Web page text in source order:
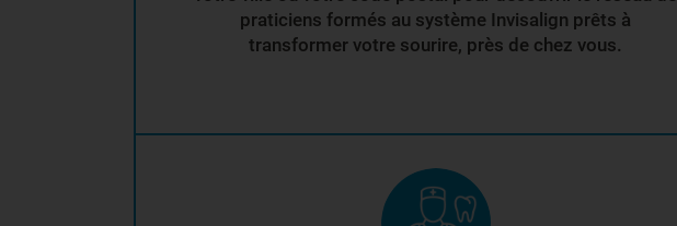
praticiens formés au système Invisalign prêts à
transformer votre sourire, près de chez vous.